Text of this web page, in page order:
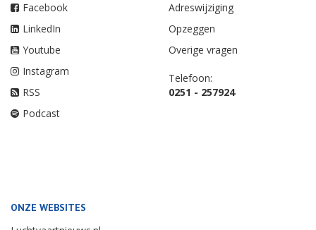
Facebook
LinkedIn
Youtube
Instagram
RSS
Podcast
Adreswijziging
Opzeggen
Overige vragen
Telefoon:
0251 - 257924
ONZE WEBSITES